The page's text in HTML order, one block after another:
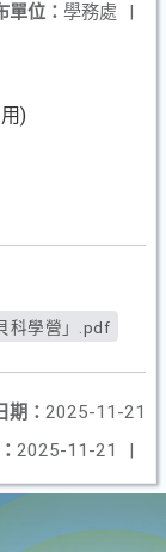
單位： 學務處 |
)
科學營」.pdf
期： 2025-11-21
2025-11-21 |